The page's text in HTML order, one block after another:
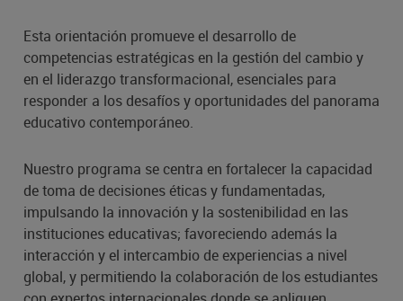
Esta orientación promueve el desarrollo de
competencias estratégicas en la gestión del cambio y
en el liderazgo transformacional, esenciales para
responder a los desafíos y oportunidades del panorama
educativo contemporáneo.
Nuestro programa se centra en fortalecer la capacidad
de toma de decisiones éticas y fundamentadas,
impulsando la innovación y la sostenibilidad en las
instituciones educativas; favoreciendo además la
interacción y el intercambio de experiencias a nivel
global, y permitiendo la colaboración de los estudiantes